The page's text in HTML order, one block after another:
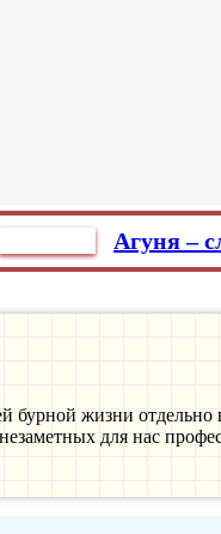
Агуня –
бурной жизни отдельно
для нас